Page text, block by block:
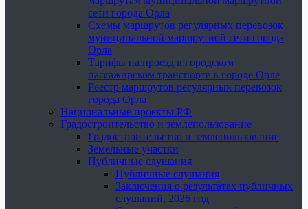
сети города Орла
Схемы маршрутов регулярных перевозок
муниципальной маршрутной сети города
Орла
Тарифы на проезд в городском
пассажирском транспорте в городе Орле
Реестр маршрутов регулярных перевозок
города Орла
Национальные проекты РФ
Градостроительство и землепользование
Градостроительство и землепользование
Земельные участки
Публичные слушания
Публичные слушания
Заключения о результатах публичных
слушаний, 2026 год